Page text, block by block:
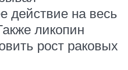
действие на весь
ликопин
рост раковых